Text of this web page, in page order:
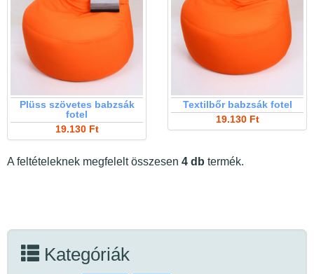
Plüss szövetes babzsák
fotel
19.130 Ft
Textilbőr babzsák fotel
19.130 Ft
A feltételeknek megfelelt összesen 4 db termék.
Kategóriák